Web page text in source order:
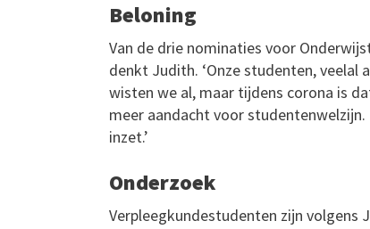
Beloning
Van de drie nominaties voor
denkt Judith. ‘Onze studenten,
wisten we al, maar tijdens corona is
meer aandacht voor
inzet.’
Onderzoek
Verpleegkundestudenten zijn